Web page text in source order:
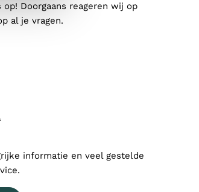
Doorgaans reageren wij op
al je vragen.
informatie en veel gestelde